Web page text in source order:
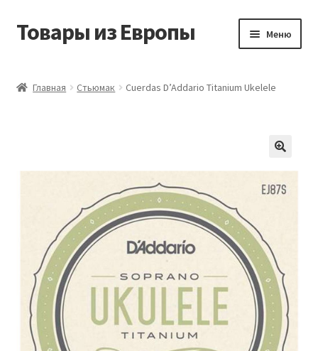
Перейти
Перейти
Товары из Европы Меню
Мой аккаунт
Оставить отзыв
Оформление заказа
Главная Стьюмак Cuerdas D’Addario Titanium Ukelele